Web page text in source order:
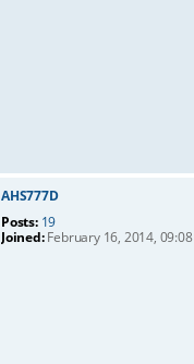
AHS777D
Posts: 19
Joined:February 16, 2014, 09:08